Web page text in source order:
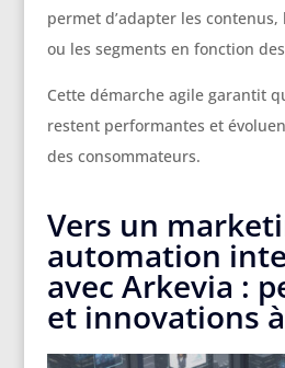
permet d’adapter les contenus,
ou les segments en fonction
Cette démarche agile garantit
restent performantes et
des consommateurs.
Vers un
automation
avec Arkevia :
et innovations